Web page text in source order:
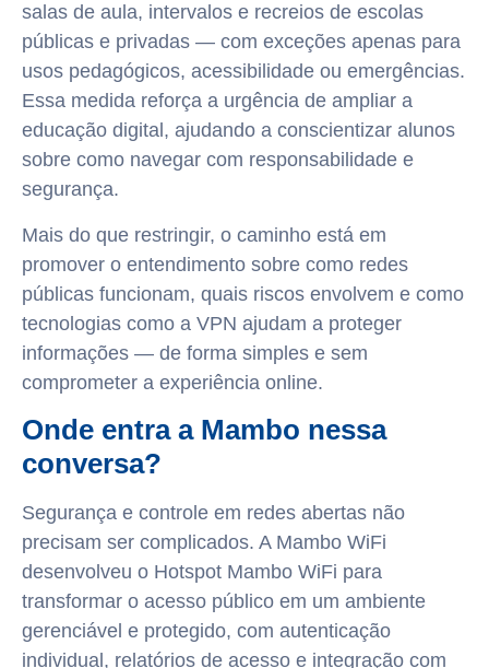
salas de aula, intervalos e recreios de escolas
públicas e privadas — com exceções apenas para
usos pedagógicos, acessibilidade ou emergências.
Essa medida reforça a urgência de ampliar a
educação digital, ajudando a conscientizar alunos
sobre como navegar com responsabilidade e
segurança.
Mais do que restringir, o caminho está em
promover o entendimento sobre como redes
públicas funcionam, quais riscos envolvem e como
tecnologias como a VPN ajudam a proteger
informações — de forma simples e sem
comprometer a experiência online.
Onde entra a Mambo nessa
conversa?
Segurança e controle em redes abertas não
precisam ser complicados. A Mambo WiFi
desenvolveu o Hotspot Mambo WiFi para
transformar o acesso público em um ambiente
gerenciável e protegido, com autenticação
individual, relatórios de acesso e integração com